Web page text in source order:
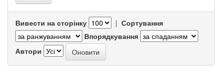
Вивести на сторінку | Сортування
Впорядкування
Автори